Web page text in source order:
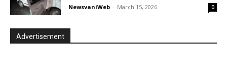
NewsvaniWeb - March 15, 2026 0
Advertisement